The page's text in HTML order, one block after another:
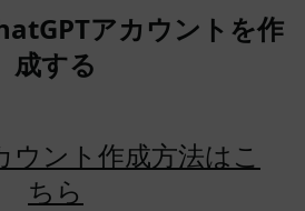
アカウントを作
成する
ウント作成方法はこ
ちら